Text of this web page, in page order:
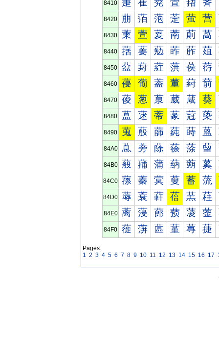
8410
8420 萠 萡 萢 萣 萤 营
8430 萰 萱 萲 萳 萴 萵
8440 葀 葁 葂 葃 葄 葅
8450 葐 葑 葒 葓 葔 葕
8460 葠 葡 葢 董 葤 葥
8470 葰 葱 葲 葳 葴 葵
8480 蒀 蒁 蒂 蒃 蒄 蒅
8490 蒐 蒑 蒒 蒓 蒔 蒕
84A0 蒠 蒡 蒢 蒣 蒤 蒥
84B0 蒰 蒱 蒲 蒳 蒴 蒵
84C0 蓀 蓁 蓂 蓃 蓄 蓅
84D0 蓐 蓑 蓒 蓓 蓔 蓕
84E0 蓠 蓡 蓢 蓣 蓤 蓥
84F0 蓰 蓱 蓲 蓳 蓴 蓵
Pages:
1 2 3 4 5 6 7 8 9 10 11 12 13 14 15 16 17